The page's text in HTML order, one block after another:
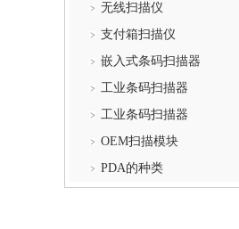
无线扫描仪
支付箱扫描仪
嵌入式条码扫描器
工业条码扫描器
工业条码扫描器
OEM扫描模块
PDA的种类